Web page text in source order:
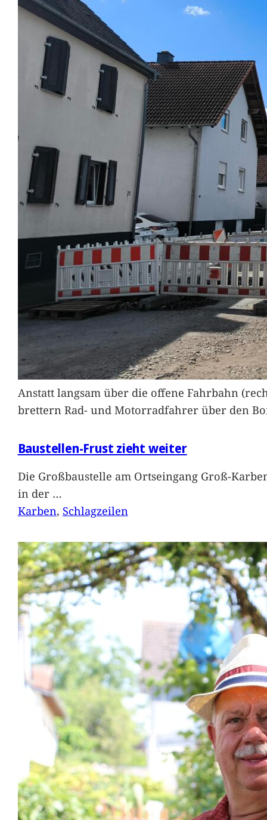
Anstatt langsam über die offene Fahrbahn
brettern Rad- und Motorradfahrer über den
Baustellen-Frust zieht weiter
Die Großbaustelle am Ortseingang Groß-
in der …
Karben, Schlagzeilen